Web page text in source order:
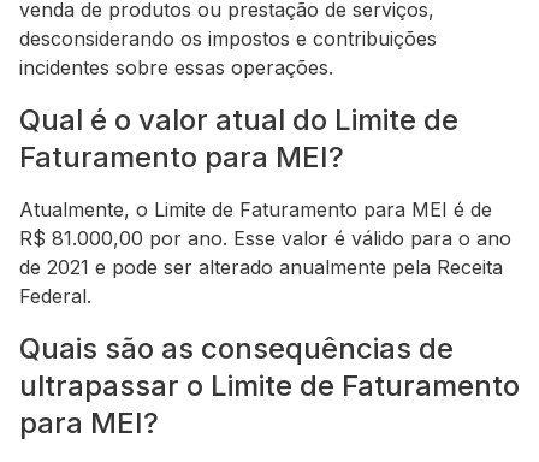
venda de produtos ou prestação de serviços,
desconsiderando os impostos e contribuições
incidentes sobre essas operações.
Qual é o valor atual do Limite de
Faturamento para MEI?
Atualmente, o Limite de Faturamento para MEI é de
R$ 81.000,00 por ano. Esse valor é válido para o ano
de 2021 e pode ser alterado anualmente pela Receita
Federal.
Quais são as consequências de
ultrapassar o Limite de Faturamento
para MEI?